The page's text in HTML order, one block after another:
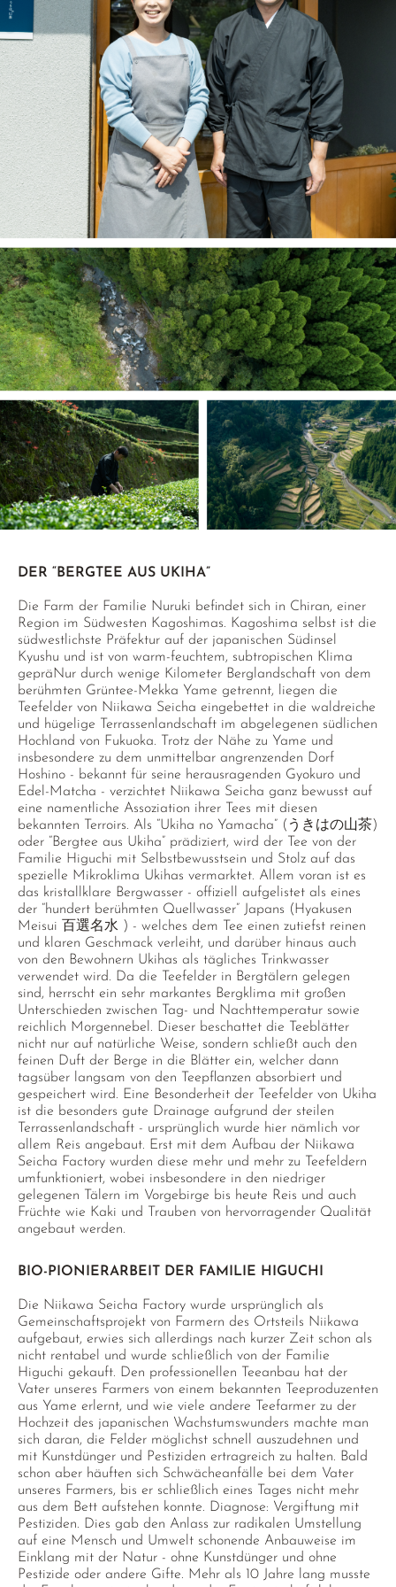
DER “BERGTEE AUS UKIHA”
Die Farm der Familie Nuruki befindet sich in Chiran, einer
Region im Südwesten Kagoshimas. Kagoshima selbst ist die
südwestlichste Präfektur auf der japanischen Südinsel
Kyushu und ist von warm-feuchtem, subtropischen Klima
gepräNur durch wenige Kilometer Berglandschaft von dem
berühmten Grüntee-Mekka Yame getrennt, liegen die
Teefelder von Niikawa Seicha eingebettet in die waldreiche
und hügelige Terrassenlandschaft im abgelegenen südlichen
Hochland von Fukuoka. Trotz der Nähe zu Yame und
insbesondere zu dem unmittelbar angrenzenden Dorf
Hoshino - bekannt für seine herausragenden Gyokuro und
Edel-Matcha - verzichtet Niikawa Seicha ganz bewusst auf
eine namentliche Assoziation ihrer Tees mit diesen
bekannten Terroirs. Als “Ukiha no Yamacha” (うきはの山茶)
oder “Bergtee aus Ukiha” prädiziert, wird der Tee von der
Familie Higuchi mit Selbstbewusstsein und Stolz auf das
spezielle Mikroklima Ukihas vermarktet. Allem voran ist es
das kristallklare Bergwasser - offiziell aufgelistet als eines
der “hundert berühmten Quellwasser” Japans (Hyakusen
Meisui 百選名水 ) - welches dem Tee einen zutiefst reinen
und klaren Geschmack verleiht, und darüber hinaus auch
von den Bewohnern Ukihas als tägliches Trinkwasser
verwendet wird. Da die Teefelder in Bergtälern gelegen
sind, herrscht ein sehr markantes Bergklima mit großen
Unterschieden zwischen Tag- und Nachttemperatur sowie
reichlich Morgennebel. Dieser beschattet die Teeblätter
nicht nur auf natürliche Weise, sondern schließt auch den
feinen Duft der Berge in die Blätter ein, welcher dann
tagsüber langsam von den Teepflanzen absorbiert und
gespeichert wird. Eine Besonderheit der Teefelder von Ukiha
ist die besonders gute Drainage aufgrund der steilen
Terrassenlandschaft - ursprünglich wurde hier nämlich vor
allem Reis angebaut. Erst mit dem Aufbau der Niikawa
Seicha Factory wurden diese mehr und mehr zu Teefeldern
umfunktioniert, wobei insbesondere in den niedriger
gelegenen Tälern im Vorgebirge bis heute Reis und auch
Früchte wie Kaki und Trauben von hervorragender Qualität
angebaut werden.
BIO-PIONIERARBEIT DER FAMILIE HIGUCHI
Die Niikawa Seicha Factory wurde ursprünglich als
Gemeinschaftsprojekt von Farmern des Ortsteils Niikawa
aufgebaut, erwies sich allerdings nach kurzer Zeit schon als
nicht rentabel und wurde schließlich von der Familie
Higuchi gekauft. Den professionellen Teeanbau hat der
Vater unseres Farmers von einem bekannten Teeproduzenten
aus Yame erlernt, und wie viele andere Teefarmer zu der
Hochzeit des japanischen Wachstumswunders machte man
sich daran, die Felder möglichst schnell auszudehnen und
mit Kunstdünger und Pestiziden ertragreich zu halten. Bald
schon aber häuften sich Schwächeanfälle bei dem Vater
unseres Farmers, bis er schließlich eines Tages nicht mehr
aus dem Bett aufstehen konnte. Diagnose: Vergiftung mit
Pestiziden. Dies gab den Anlass zur radikalen Umstellung
auf eine Mensch und Umwelt schonende Anbauweise im
Einklang mit der Natur - ohne Kunstdünger und ohne
Pestizide oder andere Gifte. Mehr als 10 Jahre lang musste